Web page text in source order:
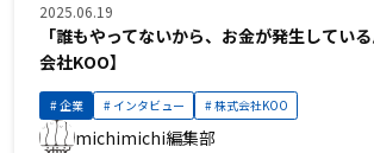
2025.06.19
「誰もやってないから、お金が発生してい
会社KOO】
企業 インタビュー 株式会社KOO
michimichi編集部